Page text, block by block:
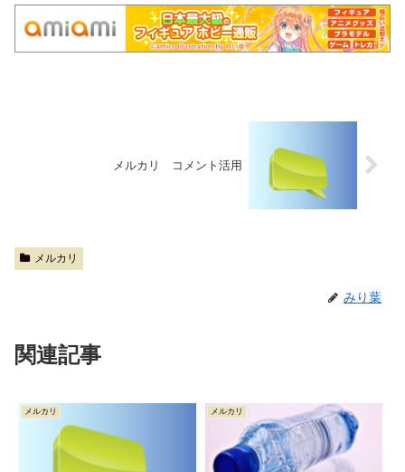
メルカリ コメント活用
メルカリ
みり葉
関連記事
メルカリ メルカリ